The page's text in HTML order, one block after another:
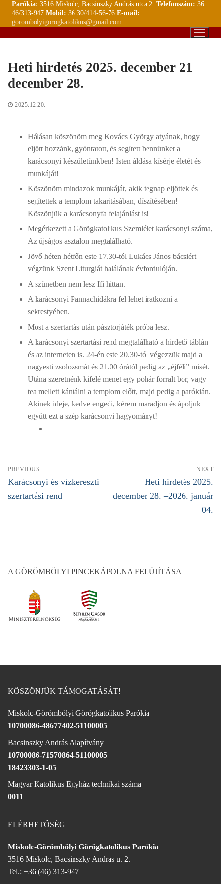
UgrásParókia: 3516 Miskolc, Bacsinszky András utca 2. Telefonszám: 36
46/313-947 Mobil: 36 30/414-56-76 E-mail:
gorombolyigorogkatolikus@gmail.com
Heti hirdetés 2025. december 21
december 28.
2025.12.20.
Hálásan köszönöm meg Kovács György atyának, hogy
eljött hozzánk, gyóntatott, és segített bennünket a
karácsonyi készületünkben! Isten áldása kísérje életét és
munkáját!
Köszönöm mindazok munkáját, akik tegnap eljöttek és
segítettek a templom takarításában, díszítésében!
Köszönjük a karácsonyfa felajánlást is!
Megérkezett a Görögkatolikus Szemlélet karácsonyi száma,
Az újságos asztalon megtalálható.
Jövő héten hétfőn este 17.30-tól Lukács János bácsiért
végzünk Szent Liturgiát halálának évfordulóján.
A szünetben nem lesz Ifi hittan.
A karácsonyi Pannachidákra fel lehet iratkozni a
sekrestyében.
Most a szertartás után pásztorjáték próba lesz.
A karácsonyi szertartási rend megtalálható a hirdető táblán
és az interneten is. 24-én este 20.30-tól végezzük majd a
nagyesti zsolozsmát és 21.00 órától pedig az „éjféli” misét.
Utána szeretnénk kifelé menet egy pohár forralt bor, vagy
tea mellett kántálni a templom előtt, majd pedig a parókián.
Akinek ideje, kedve engedi, kérem maradjon és ápoljuk
együtt ezt a szép karácsonyi hagyományt!
Bejegyzés
navigáció
PREVIOUS
Previous
post:
Karácsonyi és vízkereszti
szertartási rend
NEXT
Next
post:
Heti hirdetés 2025.
december 28. –2026. január
04.
A GÖRÖMBÖLYI PINCEKÁPOLNA FELÚJÍTÁSA
KÖSZÖNJÜK TÁMOGATÁSÁT!
Miskolc-Görömbölyi Görögkatolikus Parókia
10700086-48677402-51100005
Bacsinszky András Alapítvány
10700086-71570864-51100005
18423303-1-05
Magyar Katolikus Egyház technikai száma
0011
ELÉRHETŐSÉG
Miskolc-Görömbölyi Görögkatolikus Parókia
3516 Miskolc, Bacsinszky András u. 2.
Tel.: +36 (46) 313-947